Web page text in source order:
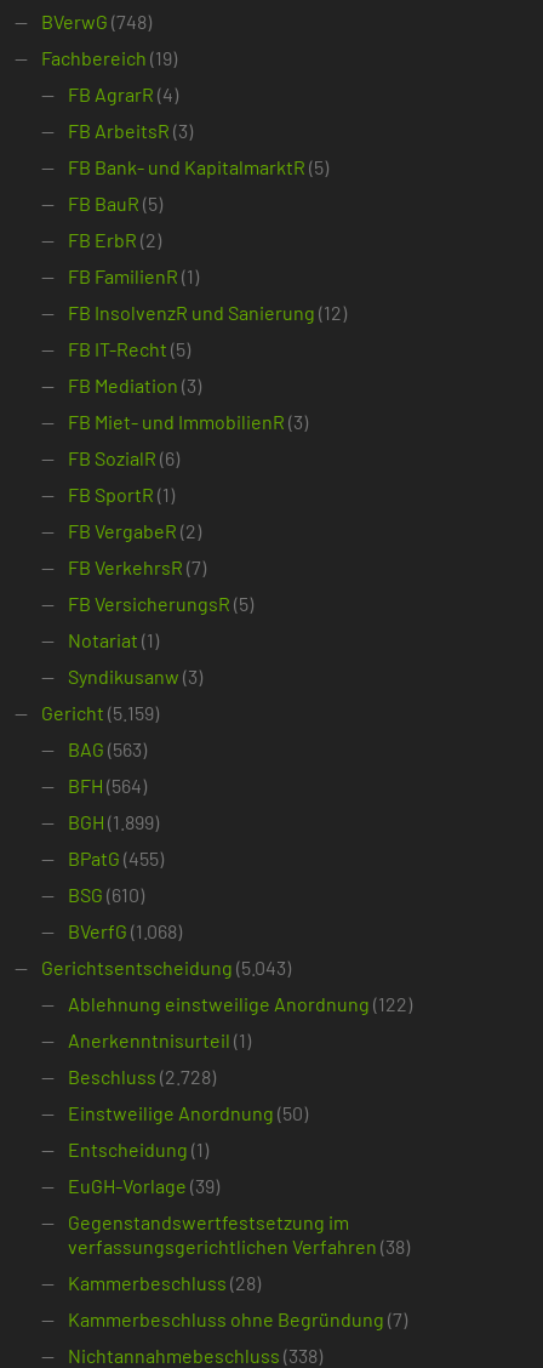
BVerwG (748)
Fachbereich (19)
FB AgrarR (4)
FB ArbeitsR (3)
FB Bank- und KapitalmarktR (5)
FB BauR (5)
FB ErbR (2)
FB FamilienR (1)
FB InsolvenzR und Sanierung (12)
FB IT-Recht (5)
FB Mediation (3)
FB Miet- und ImmobilienR (3)
FB SozialR (6)
FB SportR (1)
FB VergabeR (2)
FB VerkehrsR (7)
FB VersicherungsR (5)
Notariat (1)
Syndikusanw (3)
Gericht (5.159)
BAG (563)
BFH (564)
BGH (1.899)
BPatG (455)
BSG (610)
BVerfG (1.068)
Gerichtsentscheidung (5.043)
Ablehnung einstweilige Anordnung (122)
Anerkenntnisurteil (1)
Beschluss (2.728)
Einstweilige Anordnung (50)
Entscheidung (1)
EuGH-Vorlage (39)
Gegenstandswertfestsetzung im
verfassungsgerichtlichen Verfahren (38)
Kammerbeschluss (28)
Kammerbeschluss ohne Begründung (7)
Nichtannahmebeschluss (338)